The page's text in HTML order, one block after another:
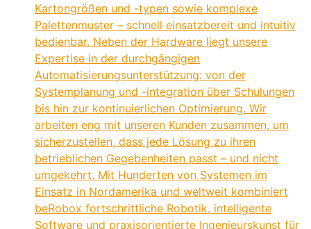
Kartongrößen und -typen sowie komplexe
Palettenmuster – schnell einsatzbereit und intuitiv
bedienbar. Neben der Hardware liegt unsere
Expertise in der durchgängigen
Automatisierungsunterstützung: von der
Systemplanung und -integration über Schulungen
bis hin zur kontinuierlichen Optimierung. Wir
arbeiten eng mit unseren Kunden zusammen, um
sicherzustellen, dass jede Lösung zu ihren
betrieblichen Gegebenheiten passt – und nicht
umgekehrt. Mit Hunderten von Systemen im
Einsatz in Nordamerika und weltweit kombiniert
beRobox fortschrittliche Robotik, intelligente
Software und praxisorientierte Ingenieurskunst für